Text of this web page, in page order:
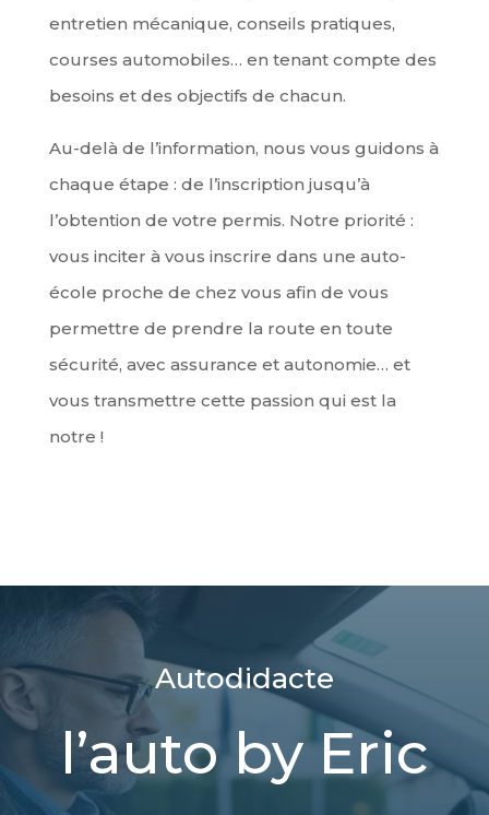
entretien mécanique, conseils pratiques,
courses automobiles… en tenant compte des
besoins et des objectifs de chacun.
Au-delà de l’information, nous vous guidons à
chaque étape : de l’inscription jusqu’à
l’obtention de votre permis. Notre priorité :
vous inciter à vous inscrire dans une auto-
école proche de chez vous afin de vous
permettre de prendre la route en toute
sécurité, avec assurance et autonomie… et
vous transmettre cette passion qui est la
notre !
Autodidacte
l’auto by Eric